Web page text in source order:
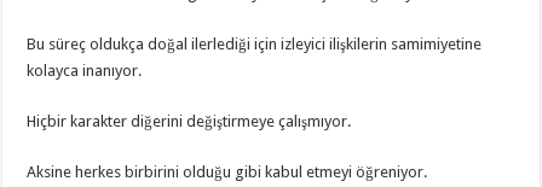
Bu süreç oldukça doğal ilerlediği için izleyici ilişkilerin samimiyetine
kolayca inanıyor.
Hiçbir karakter diğerini değiştirmeye çalışmıyor.
Aksine herkes birbirini olduğu gibi kabul etmeyi öğreniyor.